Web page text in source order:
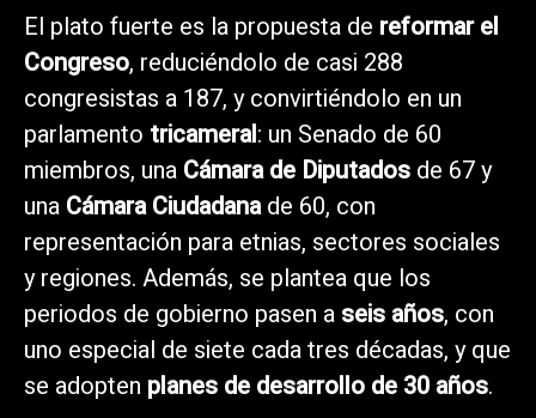
El plato fuerte es la propuesta de reformar el
Congreso, reduciéndolo de casi 288
congresistas a 187, y convirtiéndolo en un
parlamento tricameral: un Senado de 60
miembros, una Cámara de Diputados de 67 y
una Cámara Ciudadanade 60, con
representación para etnias, sectores sociales
y regiones. Además, se plantea que los
periodos de gobierno pasen a seis años, con
uno especial de siete cada tres décadas, y que
se adopten planes de desarrollo de 30 años.